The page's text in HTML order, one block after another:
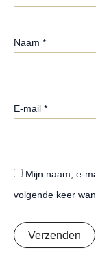
Naam *
E-mail *
Mijn naam, e-
volgende keer